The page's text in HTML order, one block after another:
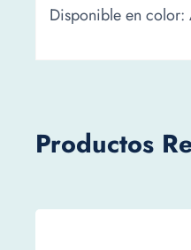
Disponible en
Productos